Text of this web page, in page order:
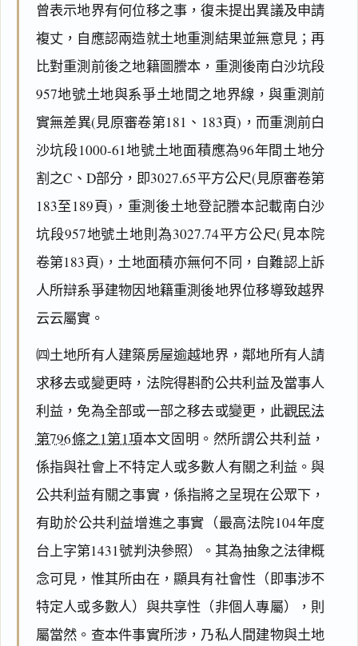
曾表示地界有何位移之事，復未提出異議及申請
複丈，自應認兩造就土地重測結果並無意見；再
比對重測前後之地籍圖謄本，重測後南白沙坑段
957地號土地與系爭土地間之地界線，與重測前
實無差異(見原審卷第181、183頁)，而重測前白
沙坑段1000-61地號土地面積應為96年間土地分
割之C、D部分，即3027.65平方公尺(見原審卷第
183至189頁)，重測後土地登記謄本記載南白沙
坑段957地號土地則為3027.74平方公尺(見本院
卷第183頁)，土地面積亦無何不同，自難認上訴
人所辯系爭建物因地籍重測後地界位移導致越界
云云屬實。
㈣土地所有人建築房屋逾越地界，鄰地所有人請
求移去或變更時，法院得斟酌公共利益及當事人
利益，免為全部或一部之移去或變更，此觀民法
第796條之1第1項本文固明。然所謂公共利益，
係指與社會上不特定人或多數人有關之利益。與
公共利益有關之事實，係指將之呈現在公眾下，
有助於公共利益增進之事實（最高法院104年度
台上字第1431號判決參照）。其為抽象之法律概
念可見，惟其所由在，顯具有社會性（即事涉不
特定人或多數人）與共享性（非個人專屬），則
屬當然。查本件事實所涉，乃私人間建物與土地